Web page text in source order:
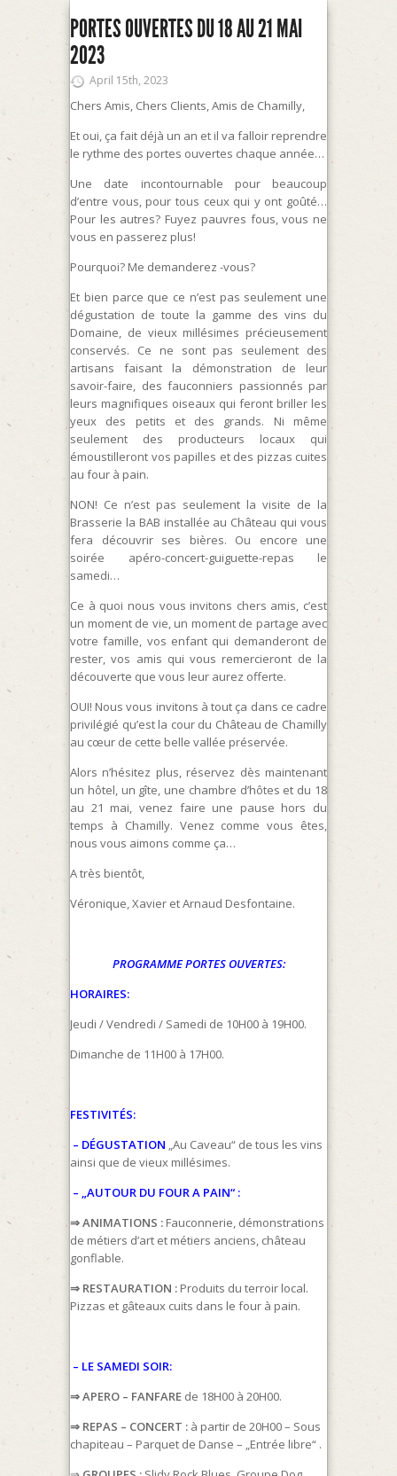
PORTES OUVERTES DU 18 AU 21 MAI
2023
April 15th, 2023
Chers Amis, Chers Clients, Amis de Chamilly,
Et oui, ça fait déjà un an et il va falloir reprendre
le rythme des portes ouvertes chaque année…
Une date incontournable pour beaucoup
d’entre vous, pour tous ceux qui y ont goûté…
Pour les autres? Fuyez pauvres fous, vous ne
vous en passerez plus!
Pourquoi? Me demanderez -vous?
Et bien parce que ce n’est pas seulement une
dégustation de toute la gamme des vins du
Domaine, de vieux millésimes précieusement
conservés. Ce ne sont pas seulement des
artisans faisant la démonstration de leur
savoir-faire, des fauconniers passionnés par
leurs magnifiques oiseaux qui feront briller les
yeux des petits et des grands. Ni même
seulement des producteurs locaux qui
émoustilleront vos papilles et des pizzas cuites
au four à pain.
NON! Ce n’est pas seulement la visite de la
Brasserie la BAB installée au Château qui vous
fera découvrir ses bières. Ou encore une
soirée apéro-concert-guiguette-repas le
samedi…
Ce à quoi nous vous invitons chers amis, c’est
un moment de vie, un moment de partage avec
votre famille, vos enfant qui demanderont de
rester, vos amis qui vous remercieront de la
découverte que vous leur aurez offerte.
OUI! Nous vous invitons à tout ça dans ce cadre
privilégié qu’est la cour du Château de Chamilly
au cœur de cette belle vallée préservée.
Alors n’hésitez plus, réservez dès maintenant
un hôtel, un gîte, une chambre d’hôtes et du 18
au 21 mai, venez faire une pause hors du
temps à Chamilly. Venez comme vous êtes,
nous vous aimons comme ça…
A très bientôt,
Véronique, Xavier et Arnaud Desfontaine.
PROGRAMME PORTES OUVERTES:
HORAIRES:
Jeudi / Vendredi / Samedi de 10H00 à 19H00.
Dimanche de 11H00 à 17H00.
FESTIVITÉS:
– DÉGUSTATION „Au Caveau“ de tous les vins
ainsi que de vieux millésimes.
– „AUTOUR DU FOUR A PAIN“ :
⇒ ANIMATIONS : Fauconnerie, démonstrations
de métiers d’art et métiers anciens, château
gonflable.
⇒ RESTAURATION : Produits du terroir local.
Pizzas et gâteaux cuits dans le four à pain.
– LE SAMEDI SOIR:
⇒ APERO – FANFARE de 18H00 à 20H00.
⇒ REPAS – CONCERT : à partir de 20H00 – Sous
chapiteau – Parquet de Danse – „Entrée libre“ .